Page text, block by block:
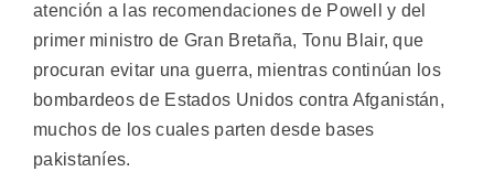
atención a las recomendaciones de Powell y del
primer ministro de Gran Bretaña, Tonu Blair, que
procuran evitar una guerra, mientras continúan los
bombardeos de Estados Unidos contra Afganistán,
muchos de los cuales parten desde bases
pakistaníes.